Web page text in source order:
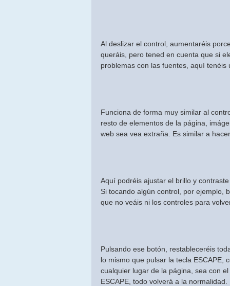
Al deslizar el control, aumentaréis
queráis, pero tened en cuenta que si
problemas con las fuentes, aquí tenéis
Funciona de forma muy similar al
resto de elementos de la página,
web sea vea extraña. Es similar a
Aquí podréis ajustar el brillo y
Si tocando algún control, por ejemplo,
que no veáis ni los controles para
Pulsando ese botón, restableceréis
lo mismo que pulsar la tecla ESCAPE,
cualquier lugar de la página, sea con
ESCAPE, todo volverá a la normalidad.